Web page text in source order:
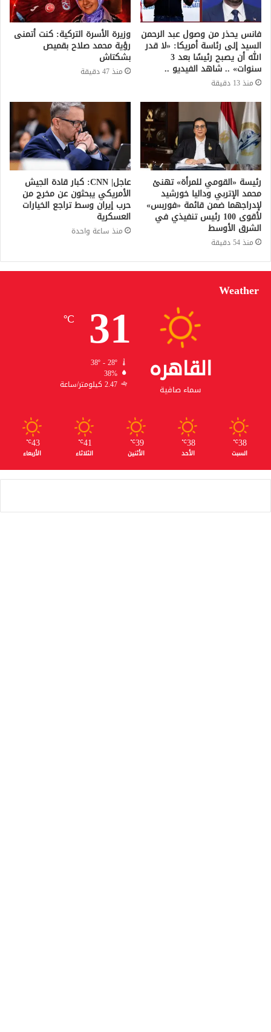
فانس يحذر من وصول عبد الرحمن
السيد إلى رئاسة أمريكا: «لا قدر
الله أن يصبح رئيسًا بعد 3
سنوات» .. شاهد الفيديو ..
منذ 13 دقيقة
وزيرة الأسرة التركية: كنت أتمنى
رؤية محمد صلاح بقميص
بشكتاش
منذ 47 دقيقة
رئيسة «القومي للمرأة» تهنئ
محمد الإتربي وداليا خورشيد
لإدراجهما ضمن قائمة «فوربس»
لأقوى 100 رئيس تنفيذي في
الشرق الأوسط
منذ 54 دقيقة
عاجل| CNN: كبار قادة الجيش
الأمريكي يبحثون عن مخرج من
حرب إيران وسط تراجع الخيارات
العسكرية
منذ ساعة واحدة
Weather
القاهره
سماء صافية
31
℃
38º - 28º
38%
2.47 كيلومتر/ساعة
38
℃
السبت
38
℃
الأحد
39
℃
الأثنين
41
℃
الثلاثاء
43
℃
الأربعاء